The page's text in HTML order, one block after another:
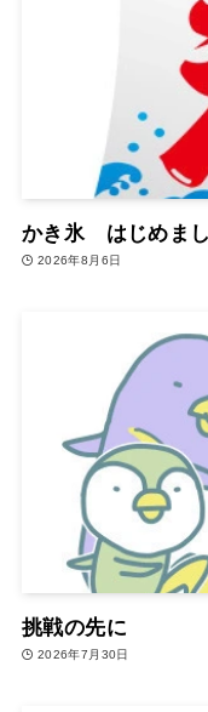
かき氷 はじめま
2026年8月6日
挑戦の先に
2026年7月30日